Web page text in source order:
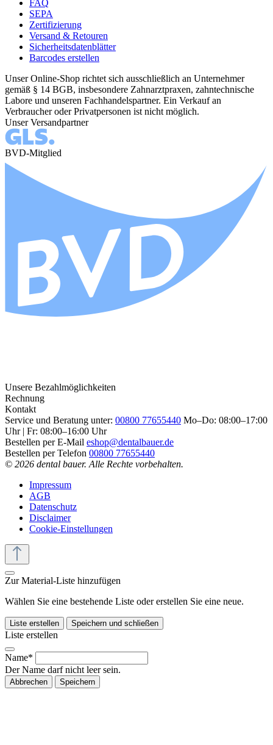
FAQ
SEPA
Zertifizierung
Versand & Retouren
Sicherheitsdatenblätter
Barcodes erstellen
Unser Online-Shop richtet sich ausschließlich an Unternehmer
gemäß § 14 BGB, insbesondere Zahnarztpraxen, zahntechnische
Labore und unseren Fachhandelspartner. Ein Verkauf an
Verbraucher oder Privatpersonen ist nicht möglich.
Unser Versandpartner
BVD-Mitglied
Unsere Bezahlmöglichkeiten
Rechnung
Kontakt
Service und Beratung unter: 00800 77655440 Mo–Do: 08:00–17:00
Uhr | Fr: 08:00–16:00 Uhr
Bestellen per E-Mail eshop@dentalbauer.de
Bestellen per Telefon 00800 77655440
© 2026 dental bauer. Alle Rechte vorbehalten.
Impressum
AGB
Datenschutz
Disclaimer
Cookie-Einstellungen
Zur Material-Liste hinzufügen
Wählen Sie eine bestehende Liste oder erstellen Sie eine neue.
Liste erstellen Speichern und schließen
Liste erstellen
Name*
Der Name darf nicht leer sein.
Abbrechen Speichern